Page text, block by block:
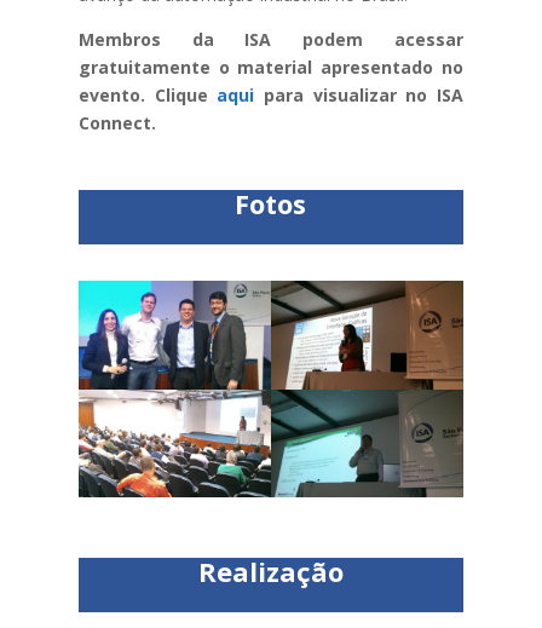
Membros da ISA podem acessar
gratuitamente o material apresentado no
evento. Clique aqui para visualizar no ISA
Connect.
Fotos
Realização